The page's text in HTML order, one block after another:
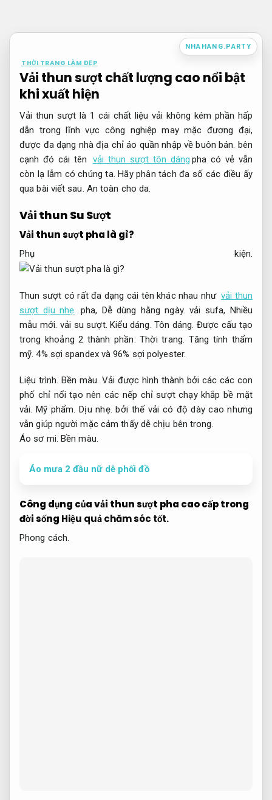
nội
NHAHANG.PARTY
THỜI TRANG LÀM ĐẸP
Vải thun sượt chất lượng cao nổi bật
khi xuất hiện
Vải thun sượt là 1 cái chất liệu vải không kém phần hấp
dẫn trong lĩnh vực công nghiệp may mặc đương đại,
được đa dạng nhà địa chỉ áo quần nhập về buôn bán. bên
cạnh đó cái tên
vải thun sượt tôn dáng pha có vẻ vẫn
còn lạ lẫm có chúng ta. Hãy phân tách đa số các điều ấy
qua bài viết sau. An toàn cho da.
Vải thun Su Sượt
Vải thun sượt pha là gì?
Phụ kiện.
Thun sượt có rất đa dạng cái tên khác nhau như vải thun
sượt dịu nhẹ
pha, Dễ dùng hằng ngày. vải sufa, Nhiều
mẫu mới. vải su sượt.Kiểu dáng. Tôn dáng. Được cấu tạo
trong khoảng 2 thành phần:Thời trang. Tăng tính thẩm
mỹ. 4% sợi spandex và 96% sợi polyester.
Liệu trình. Bền màu. Vải được hình thành bởi các các con
phố chỉ nổi tạo nên các nếp chỉ sượt chạy khắp bề mặt
vải.Mỹ phẩm. Dịu nhẹ. bởi thế vải có độ dày cao nhưng
vẫn giúp người mặc cảm thấy dễ chịu bên trong.
Áo sơ mi. Bền màu.
Áo mưa 2 đầu nữ dễ phối đồ
Công dụng của vải thun sượt pha cao cấp trong
đời sống Hiệu quả chăm sóc tốt.
Phong cách.